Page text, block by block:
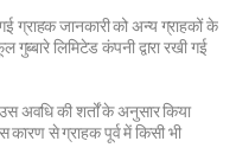
ग्राहक जानकारी को अन्य ग्राहकों के
लिमिटेड कंपनी द्वारा रखी गई
अवधि की शर्तों के अनुसार किया
कारण से ग्राहक पूर्व में किसी भी